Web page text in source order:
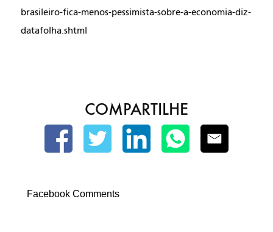
brasileiro-fica-menos-pessimista-sobre-a-economia-diz-
datafolha.shtml
COMPARTILHE
Facebook Comments